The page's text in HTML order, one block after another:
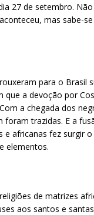
27 de setembro.
mas sabe-
para o Brasil
que a devoção por
a chegada dos
foram trazidas. E a
e africanas fez surgir
elementos.
de matrizes
aos santos e